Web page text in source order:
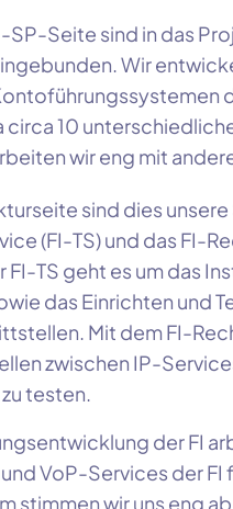
SP-Seite sind in das
Wir
circa 10
wir eng mit
sind dies
(FI-TS) und das FI-
FI-TS geht es um das
das Einrichten und
Mit dem FI-
zwischen IP-
testen.
der FI
VoP-Services der
stimmen wir uns eng